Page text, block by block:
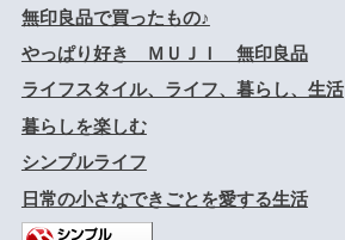
無印良品で買ったもの♪
やっぱり好き ＭＵＪＩ 無印良品
ライフスタイル、ライフ、暮らし、生活
暮らしを楽しむ
シンプルライフ
日常の小さなできごとを愛する生活